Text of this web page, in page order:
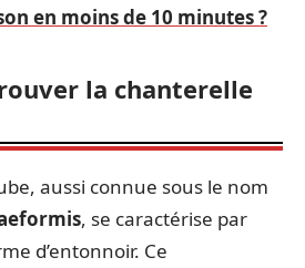
en moins de 10 minutes ?
la chanterelle
aussi connue sous le nom
, se caractérise par
d’entonnoir. Ce